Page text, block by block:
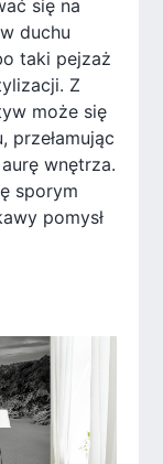
się na
duchu
taki pejzaż
Z
może się
przełamując
wnętrza.
sporym
pomysł